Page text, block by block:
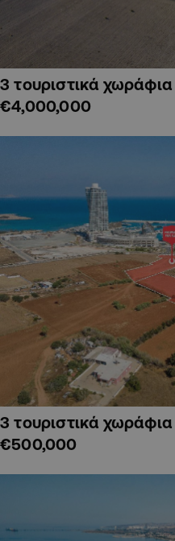
3 τουριστικά
€4,000,000
3 τουριστικά
€500,000